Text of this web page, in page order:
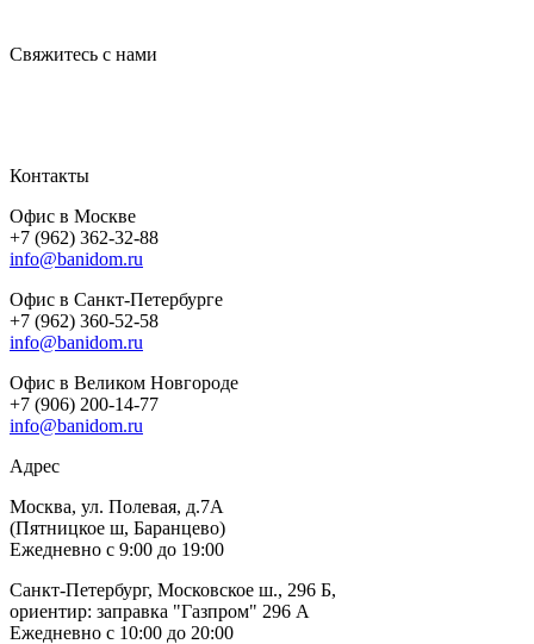
Свяжитесь с нами
Контакты
Офис в Москве
+7 (962) 362-32-88
info@banidom.ru
Офис в Санкт-Петербурге
+7 (962) 360-52-58
info@banidom.ru
Офис в Великом Новгороде
+7 (906) 200-14-77
info@banidom.ru
Адрес
Москва, ул. Полевая, д.7А
(Пятницкое ш, Баранцево)
Ежедневно с 9:00 до 19:00
Санкт-Петербург, Московское ш., 296 Б,
ориентир: заправка "Газпром" 296 А
Ежедневно с 10:00 до 20:00